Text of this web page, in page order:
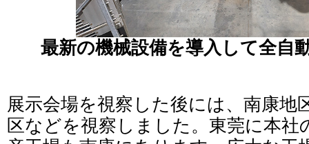
最新の機械設備を導入して全自
展示会場を視察した後には、南康地
区などを視察しました。東莞に本社